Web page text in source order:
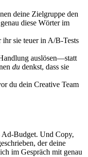
deine Zielgruppe den
diese Wörter im
sie teuer in A/B-Tests
auslösen—statt
du denkst, dass sie
du dein Creative Team
Ad-Budget. Und Copy,
der deine
im Gespräch mit genau